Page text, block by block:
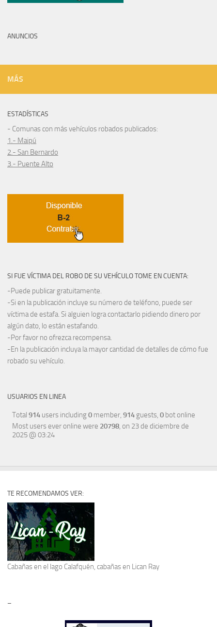
ANUNCIOS
MÁS
ESTADÍSTICAS
- Comunas con más vehículos robados publicados:
1.- Maipú
2.- San Bernardo
3.- Puente Alto
SI FUE VÍCTIMA DEL ROBO DE SU VEHÍCULO TOME EN CUENTA:
-Puede publicar gratuitamente.
-Si en la publicación incluye su número de teléfono, puede ser
víctima de estafa. Si alguien logra contactarlo pidiendo dinero por
algún dato, lo están estafando.
-Por favor no ofrezca recompensa.
-En la publicación incluya la mayor cantidad de detalles de cómo fue
robado su vehículo.
USUARIOS EN LINEA
Total 914 users including0 member, 914 guests, 0 bot online
Most users ever online were 20798, on 23 de diciembre de
2025 @ 03:24
TE RECOMENDAMOS VER:
Cabañas en el lago Calafquén, cabañas en Lican Ray
–